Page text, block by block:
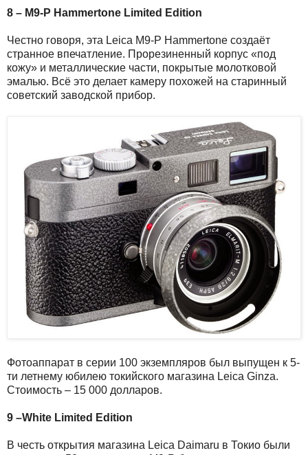
8 – M9-P Hammertone Limited Edition
Честно говоря, эта Leica M9-P Hammertone создаёт
странное впечатление. Прорезиненный корпус «под
кожу» и металлические части, покрытые молотковой
эмалью. Всё это делает камеру похожей на старинный
советский заводской прибор.
Фотоаппарат в серии 100 экземпляров был выпущен к 5-
ти летнему юбилею токийского магазина Leica Ginza.
Стоимость – 15 000 долларов.
9 –White Limited Edition
В честь открытия магазина Leica Daimaru в Токио были